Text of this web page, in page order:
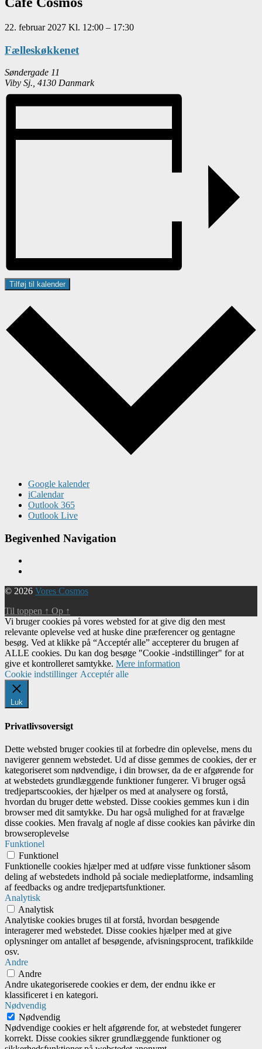
22. februar 2027 Kl. 12:00 – 17:30
Fælleskøkkenet
Søndergade 11
Viby Sj. 4130 Danmark
Tilføj til kalender
Google kalender
iCalendar
Outlook 365
Outlook Live
Begivenhed Navigation
© 2026 Vores Cosmos
Til toppen ↑ Op ↑
Vi bruger cookies på vores websted for at give dig den mest
relevante oplevelse ved at huske dine præferencer og gentagne
besøg. Ved at klikke på “Acceptér alle” accepterer du brugen af ​​
ALLE cookies. Du kan dog besøge "Cookie -indstillinger" for at
give et kontrolleret samtykke. Mere information
Cookie indstillinger Acceptér alle
Luk
Privatlivsoversigt
Dette websted bruger cookies til at forbedre din oplevelse, mens du
navigerer gennem webstedet. Ud af disse gemmes de cookies, der er
kategoriseret som nødvendige, i din browser, da de er afgørende for
at webstedets grundlæggende funktioner fungerer. Vi bruger også
tredjepartscookies, der hjælper os med at analysere og forstå,
hvordan du bruger dette websted. Disse cookies gemmes kun i din
browser med dit samtykke. Du har også mulighed for at fravælge
disse cookies. Men fravalg af nogle af disse cookies kan påvirke din
browseroplevelse
Funktionel
Funktionel
Funktionelle cookies hjælper med at udføre visse funktioner såsom
deling af webstedets indhold på sociale medieplatforme, indsamling
af feedbacks og andre tredjepartsfunktioner.
Analytisk
Analytisk
Analytiske cookies bruges til at forstå, hvordan besøgende
interagerer med webstedet. Disse cookies hjælper med at give
oplysninger om antallet af besøgende, afvisningsprocent, trafikkilde
osv.
Andre
Andre
Andre ukategoriserede cookies er dem, der endnu ikke er
klassificeret i en kategori.
Nødvendig
Nødvendig
Nødvendige cookies er helt afgørende for, at webstedet fungerer
korrekt. Disse cookies sikrer grundlæggende funktioner og